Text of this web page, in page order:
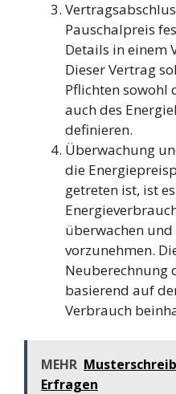
Pauschalpreis
Details in einem
Dieser Vertrag
Pflichten sowohl
auch des
definieren.
Überwachung
die
getreten ist, ist
überwachen
vorzunehmen.
Neuberechnung
basierend auf
Verbrauch
MEHR
Erfragen